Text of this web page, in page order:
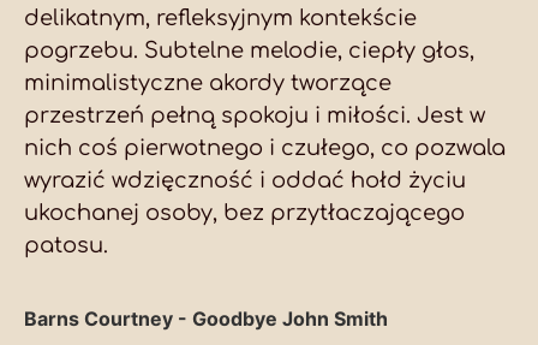
delikatnym, refleksyjnym kontekście
pogrzebu. Subtelne melodie, ciepły głos,
minimalistyczne akordy tworzące
przestrzeń pełną spokoju i miłości. Jest w
nich coś pierwotnego i czułego, co pozwala
wyrazić wdzięczność i oddać hołd życiu
ukochanej osoby, bez przytłaczającego
patosu.
Barns Courtney - Goodbye John Smith